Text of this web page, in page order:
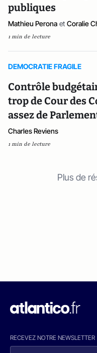
publiques
Mathieu Perona et Coralie
1 min de lecture
DEMOCRATIE FRAGILE
Contrôle
trop de Cour des
assez de
Charles Reviens
1 min de lecture
Plus de
RECEVEZ NOTRE NEWSLETTER